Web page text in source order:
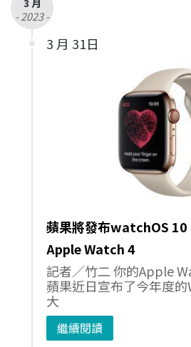
3 月
- 2023 -
3 月 31日
蘋果將發布watchOS
Apple Watch 4
記者／竹二 你的Apple
蘋果近日宣布了今年度
大
繼續閱讀